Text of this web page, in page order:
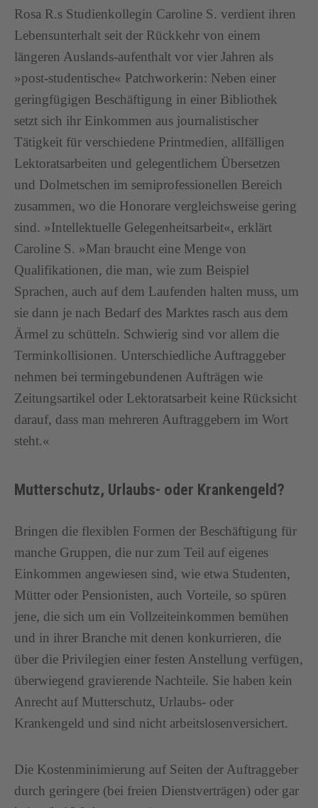
Rosa R.s Studienkollegin Caroline S. verdient ihren
Lebensunterhalt seit der Rückkehr von einem
längeren Auslands-aufenthalt vor vier Jahren als
»post-studentische« Patchworkerin: Neben einer
geringfügigen Beschäftigung in einer Bibliothek
setzt sich ihr Einkommen aus journalistischer
Tätigkeit für verschiedene Printmedien, allfälligen
Lektoratsarbeiten und gelegentlichem Übersetzen
und Dolmetschen im semiprofessionellen Bereich
zusammen, wo die Honorare vergleichsweise gering
sind. »Intellektuelle Gelegenheitsarbeit«, erklärt
Caroline S. »Man braucht eine Menge von
Qualifikationen, die man, wie zum Beispiel
Sprachen, auch auf dem Laufenden halten muss, um
sie dann je nach Bedarf des Marktes rasch aus dem
Ärmel zu schütteln. Schwierig sind vor allem die
Terminkollisionen. Unterschiedliche Auftraggeber
nehmen bei termingebundenen Aufträgen wie
Zeitungsartikel oder Lektoratsarbeit keine Rücksicht
darauf, dass man mehreren Auftraggebern im Wort
steht.«
Mutterschutz, Urlaubs- oder Krankengeld?
Bringen die flexiblen Formen der Beschäftigung für
manche Gruppen, die nur zum Teil auf eigenes
Einkommen angewiesen sind, wie etwa Studenten,
Mütter oder Pensionisten, auch Vorteile, so spüren
jene, die sich um ein Vollzeiteinkommen bemühen
und in ihrer Branche mit denen konkurrieren, die
über die Privilegien einer festen Anstellung verfügen,
überwiegend gravierende Nachteile. Sie haben kein
Anrecht auf Mutterschutz, Urlaubs- oder
Krankengeld und sind nicht arbeitslosenversichert.
Die Kostenminimierung auf Seiten der Auftraggeber
durch geringere (bei freien Dienstverträgen) oder gar